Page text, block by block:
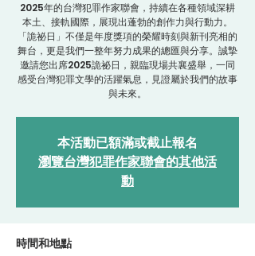
2025年的台灣犯罪作家聯會，持續在各種領域深耕
本土、接軌國際，展現出蓬勃的創作力與行動力。
「詭祕日」不僅是年度獎項的榮耀時刻與新刊亮相的
舞台，更是我們一整年努力成果的總匯與分享。誠摯
邀請您出席2025詭祕日，親臨現場共襄盛舉，一同
感受台灣犯罪文學的活躍氣息，見證屬於我們的故事
與未來。
本活動已額滿或截止報名
瀏覽台灣犯罪作家聯會的其他活
動
時間和地點